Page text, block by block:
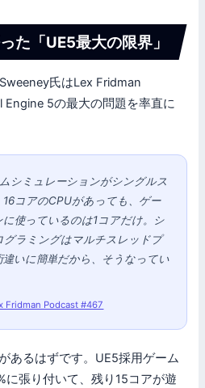
た「UE5最大の限界」
氏はLex Fridman
5の最大の問題を率直に
シミュレーションがシングルス
コアのCPUがあっても、ゲー
使っているのは1コアだけ。シ
グラミングはマルチスレッドプ
いに簡単だから、そうなってい
Fridman Podcast #467
あるはずです。UE5採用ゲーム
に張り付いて、残り15コアが遊